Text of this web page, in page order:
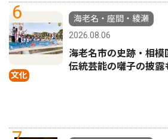
6
文化
海老名・座間・綾瀬
2026.08.06
海老名市の史跡・相模
伝統芸能の囃子の披露